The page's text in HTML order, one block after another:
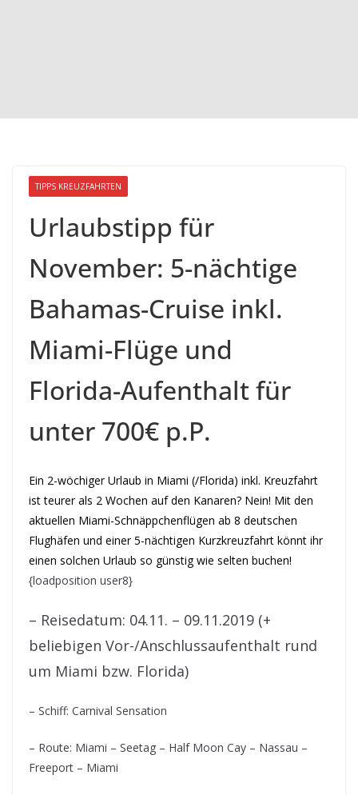
TIPPS KREUZFAHRTEN
Urlaubstipp für
November: 5-nächtige
Bahamas-Cruise inkl.
Miami-Flüge und
Florida-Aufenthalt für
unter 700€ p.P.
Ein 2-wöchiger Urlaub in Miami (/Florida) inkl. Kreuzfahrt
ist teurer als 2 Wochen auf den Kanaren? Nein! Mit den
aktuellen Miami-Schnäppchenflügen ab 8 deutschen
Flughäfen und einer 5-nächtigen Kurzkreuzfahrt könnt ihr
einen solchen Urlaub so günstig wie selten buchen!
{loadposition user8}
– Reisedatum: 04.11. – 09.11.2019 (+
beliebigen Vor-/Anschlussaufenthalt rund
um Miami bzw. Florida)
– Schiff: Carnival Sensation
– Route: Miami – Seetag – Half Moon Cay – Nassau –
Freeport – Miami